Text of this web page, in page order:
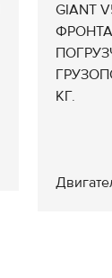
GIANT
КГ.